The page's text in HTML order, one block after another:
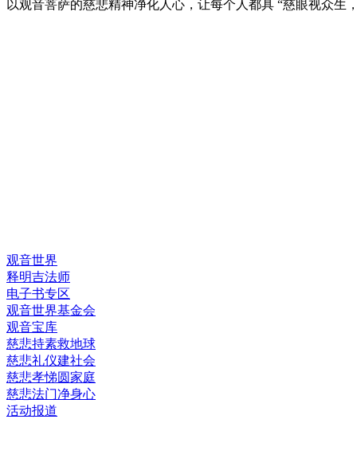
以观音菩萨的慈悲精神净化人心，让每个人都具 “慈眼视众生
观音世界
释明吉法师
电子书专区
观音世界基金会
观音宝库
慈悲持素救地球
慈悲礼仪建社会
慈悲孝悌圆家庭
慈悲法门净身心
活动报道